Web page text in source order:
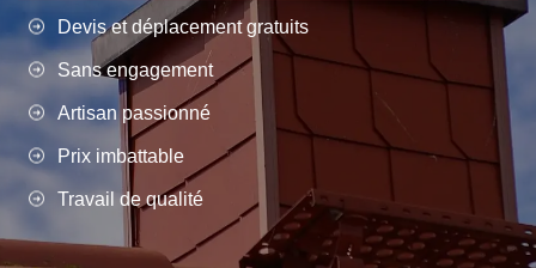
Devis et déplacement gratuits
Sans engagement
Artisan passionné
Prix imbattable
Travail de qualité